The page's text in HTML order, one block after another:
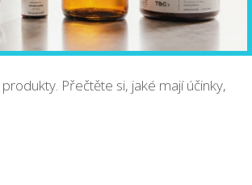
Přečtěte si, jaké mají účinky,